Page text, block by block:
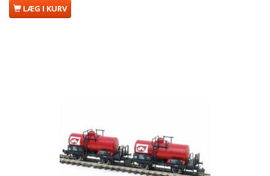
LÆG I KURV